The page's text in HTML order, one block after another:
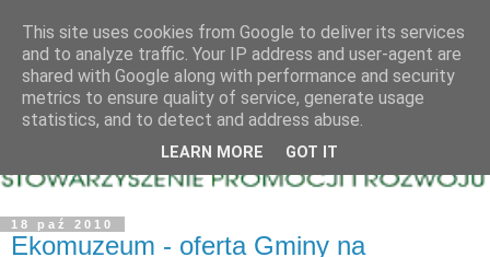
18 paź 2010
Ekomuzeum - oferta Gminy na
This site uses cookies from Google to deliver its services
and to analyze traffic. Your IP address and user-agent are
shared with Google along with performance and security
metrics to ensure quality of service, generate usage
statistics, and to detect and address abuse.
LEARN MORE GOT IT